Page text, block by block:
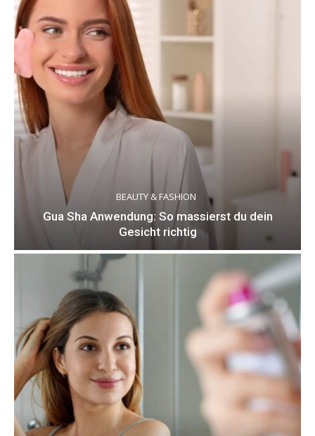
BEAUTY & FASHION
Gua Sha Anwendung: So massierst du dein
Gesicht richtig